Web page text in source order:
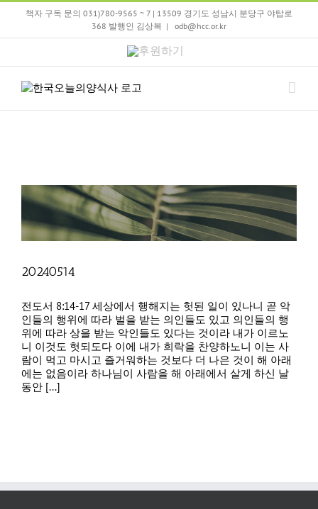
Skip
책자 구독 문의 031)780-9565 ~ 7 | 13509 경기도 성남시 분당구 야탑로
368 발행인 김상복 | odb@hcc.or.kr
후
기
20240514
전도서 8:14-17 세상에서 행해지는 헛된 일이 있나니 곧 악
인들의 행위에 따라 벌을 받는 의인들도 있고 의인들의 행
위에 따라 상을 받는 악인들도 있다는 것이라 내가 이르노
니 이것도 헛되도다 이에 내가 희락을 찬양하노니 이는 사
람이 먹고 마시고 즐거워하는 것보다 더 나은 것이 해 아래
에는 없음이라 하나님이 사람을 해 아래에서 살게 하신 날
동안 [...]